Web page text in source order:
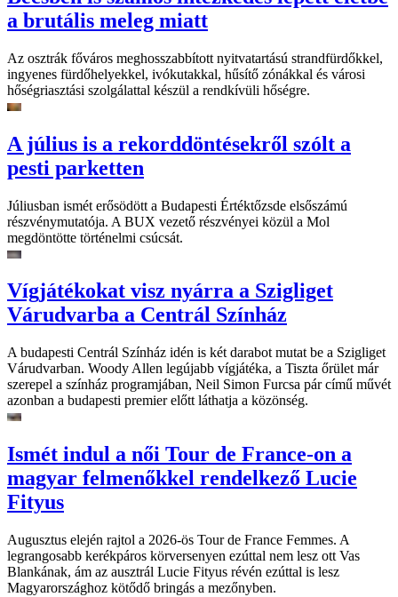
a brutális meleg miatt
Az osztrák főváros meghosszabbított nyitvatartású strandfürdőkkel,
ingyenes fürdőhelyekkel, ivókutakkal, hűsítő zónákkal és városi
hőségriasztási szolgálattal készül a rendkívüli hőségre.
A július is a rekorddöntésekről szólt a
pesti parketten
Júliusban ismét erősödött a Budapesti Értéktőzsde elsőszámú
részvénymutatója. A BUX vezető részvényei közül a Mol
megdöntötte történelmi csúcsát.
Vígjátékokat visz nyárra a Szigliget
Várudvarba a Centrál Színház
A budapesti Centrál Színház idén is két darabot mutat be a Szigliget
Várudvarban. Woody Allen legújabb vígjátéka, a Tiszta őrület már
szerepel a színház programjában, Neil Simon Furcsa pár című művét
azonban a budapesti premier előtt láthatja a közönség.
Ismét indul a női Tour de France-on a
magyar felmenőkkel rendelkező Lucie
Fityus
Augusztus elején rajtol a 2026-ös Tour de France Femmes. A
legrangosabb kerékpáros körversenyen ezúttal nem lesz ott Vas
Blankának, ám az ausztrál Lucie Fityus révén ezúttal is lesz
Magyarországhoz kötődő bringás a mezőnyben.